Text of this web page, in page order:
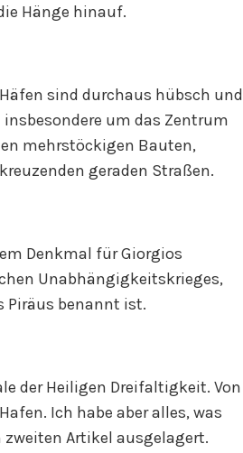
Hänge hinauf.
sind durchaus hübsch und
um das Zentrum
mehrstöckigen Bauten,
geraden Straßen.
Denkmal für Giorgios
Unabhängigkeitskrieges,
Piräus benannt ist.
der Heiligen Dreifaltigkeit. Von
Ich habe aber alles, was
Artikel ausgelagert.